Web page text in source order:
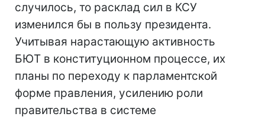
случилось, то расклад сил в КСУ
изменился бы в пользу президента.
Учитывая нарастающую активность
БЮТ в конституционном процессе, их
планы по переходу к парламентской
форме правления, усилению роли
правительства в системе